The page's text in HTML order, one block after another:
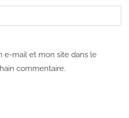
e-mail et mon site dans le
commentaire.